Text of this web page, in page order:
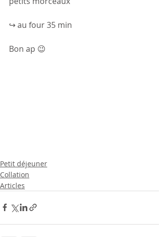
↪ au four 35 min
Bon ap 😉
Petit déjeuner
Collation
Articles